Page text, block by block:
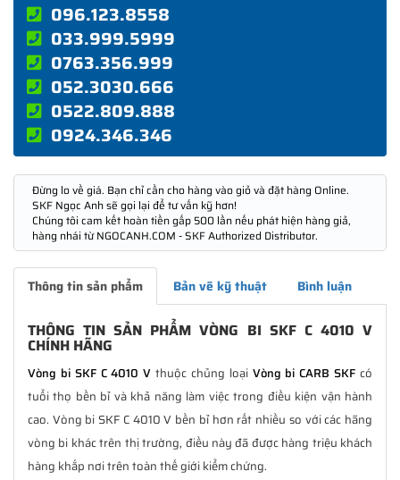
096.123.8558
033.999.5999
0763.356.999
052.3030.666
0522.809.888
0924.346.346
Đừng lo về giá. Bạn chỉ cần cho hàng vào giỏ và đặt hàng Online.
SKF Ngọc Anh sẽ gọi lại để tư vấn kỹ hơn!
Chúng tôi cam kết hoàn tiền gấp 500 lần nếu phát hiện hàng giả,
hàng nhái từ NGOCANH.COM - SKF Authorized Distributor.
Thông tin sản phẩm Bản vẽ kỹ thuật Bình luận
THÔNG TIN SẢN PHẨM VÒNG BI SKF C 4010 V
CHÍNH HÃNG
Vòng bi SKF C 4010 V thuộc chủng loại Vòng bi CARB SKF có
tuổi thọ bền bỉ và khả năng làm việc trong điều kiện vận hành
cao. Vòng bi SKF C 4010 V bền bỉ hơn rất nhiều so với các hãng
vòng bi khác trên thị trường, điều này đã được hàng triệu khách
hàng khắp nơi trên toàn thế giới kiểm chứng.